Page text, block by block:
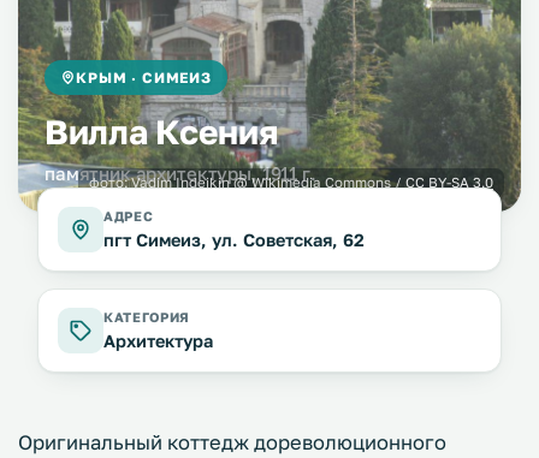
КРЫМ · СИМЕИЗ
Вилла Ксения
памятник архитектуры, 1911 г.
фото:Vadim Indeikin@ Wikimedia Commons / CC BY-SA 3.0
АДРЕС
пгт Симеиз, ул. Советская, 62
КАТЕГОРИЯ
Архитектура
Оригинальный коттедж дореволюционного